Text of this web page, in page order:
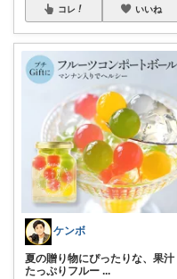
コレ いいね
ケンボ
夏の贈り物にぴったりな、果汁
たっぷりフルー ...